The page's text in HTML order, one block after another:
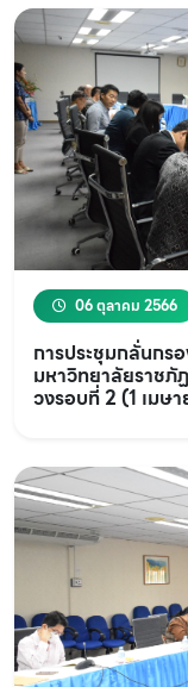
06 ตุลาคม 2566
การประชุมกลั่นกร
มหาวิทยาลัยราชภั
วงรอบที่ 2 (1 เมษ